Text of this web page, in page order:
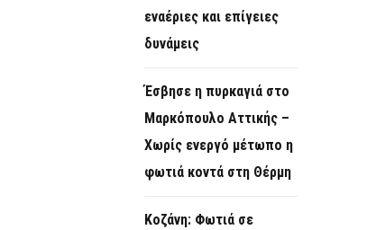
εναέριες και επίγειες
δυνάμεις
Έσβησε η πυρκαγιά στο
Μαρκόπουλο Αττικής –
Χωρίς ενεργό μέτωπο η
φωτιά κοντά στη Θέρμη
Κοζάνη: Φωτιά σε